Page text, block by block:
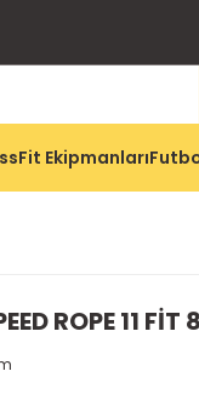
Ekipmanları
ROPE 11